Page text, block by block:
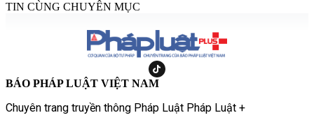
TIN CÙNG CHUYÊN MỤC
BÁO PHÁP LUẬT VIỆT NAM
Chuyên trang truyền thông Pháp Luật Pháp Luật +